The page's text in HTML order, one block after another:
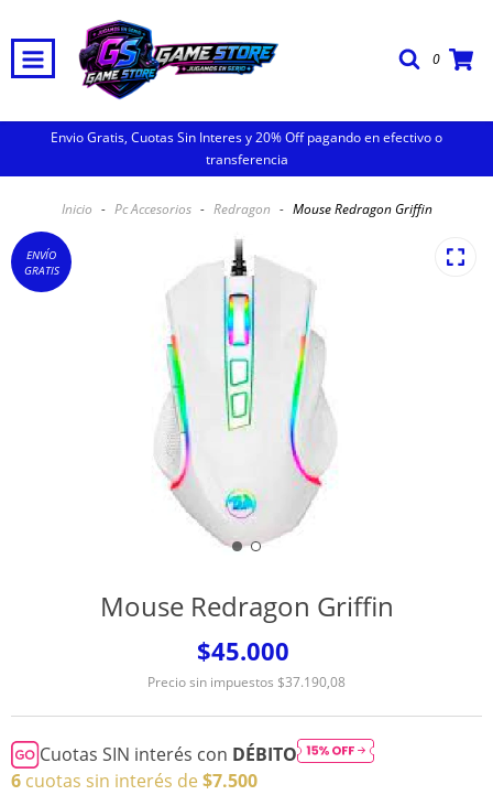
0
Envio Gratis, Cuotas Sin Interes y 20% Off pagando en efectivo o
transferencia
Inicio - Pc Accesorios - Redragon - Mouse Redragon Griffin
ENVÍO
GRATIS
Mouse Redragon Griffin
$45.000
Precio sin impuestos $37.190,08
Cuotas SIN interés con DÉBITO
6 cuotas sin interés de $7.500